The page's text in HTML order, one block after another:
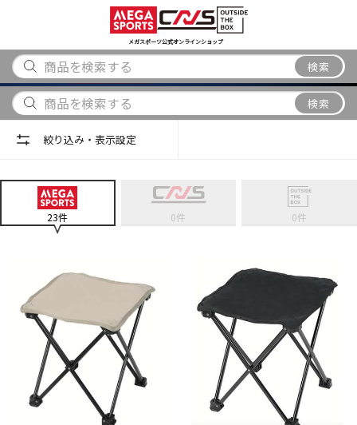
メガスポーツ公式オンラインショップ
検索
アウトドア
から探す
ブランド
から探す
検索
絞り込み・表示設定
23件 0件 0件